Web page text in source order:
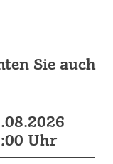
Sie auch
Uhr